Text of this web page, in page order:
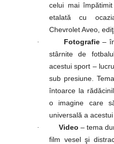
celui mai
etalată cu
Chevrolet Aveo,
· Fotografie –
stârnite de
acestui sport –
sub presiune.
întoarce la
o imagine care
universală a acestui
· Video – tema
film vesel şi